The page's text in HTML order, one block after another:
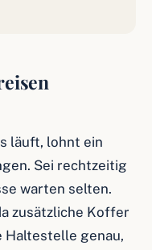
läuft, lohnt ein
Sei rechtzeitig
warten selten.
zusätzliche Koffer
Haltestelle genau,